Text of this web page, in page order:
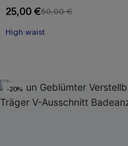
25,00 €50,00 €
High waist
-20%